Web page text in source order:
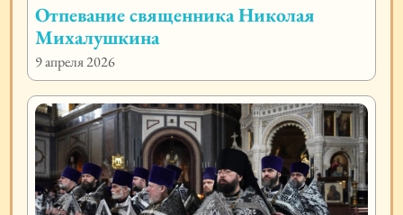
Отпевание священника Николая
Михалушкина
9 апреля 2026